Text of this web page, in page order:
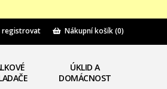
registrovat Nákupní košík(0)
ÚKLID A
DOMÁCNOST